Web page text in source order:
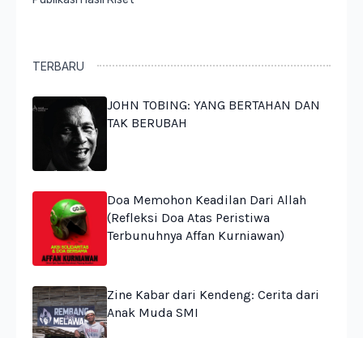
TERBARU
JOHN TOBING: YANG BERTAHAN DAN
TAK BERUBAH
Doa Memohon Keadilan Dari Allah
(Refleksi Doa Atas Peristiwa
Terbunuhnya Affan Kurniawan)
Zine Kabar dari Kendeng: Cerita dari
Anak Muda SMI